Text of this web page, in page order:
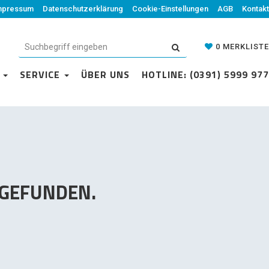
Datenschutzerklärung Cookie-Einstellungen AGB Kontakt
0 MERKLISTE
ÜBER UNS HOTLINE: (0391) 5999 977
Datenschutzerklärung Cookie-Einstellungen AGB Kontakt
0 MERKLISTE
SERVICE ÜBER UNS HOTLINE: (0391) 5999 977